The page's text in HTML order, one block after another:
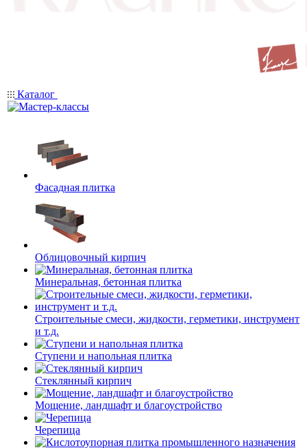
Каталог
Фасадная плитка
Облицовочный кирпич
Минеральная, бетонная плитка
Строительные смеси, жидкости, герметики, инструмент
и т.д.
Ступени и напольная плитка
Cтеклянный кирпич
Мощение, ландшафт и благоустройство
Черепица